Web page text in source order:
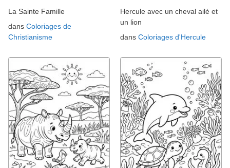
La Sainte Famille
dans Coloriages de
Christianisme
Hercule avec un cheval ailé et
un lion
dans Coloriages d'Hercule